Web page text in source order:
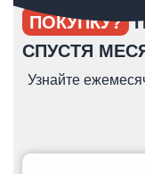
ПОКУПКУ?
СПУСТЯ
Узнайте